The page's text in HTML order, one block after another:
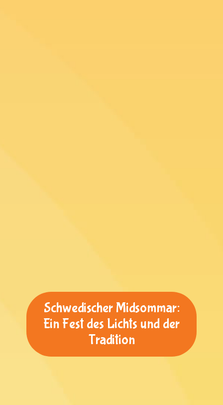
Schwedischer Midsommar:
Ein Fest des Lichts und der
Tradition